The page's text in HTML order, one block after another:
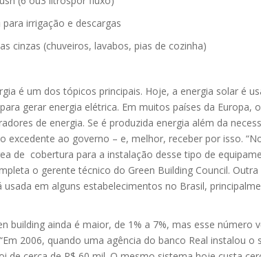
irrigação e descargas
cinzas (chuveiros, lavabos, pias de cozinha)
é um dos tópicos principais. Hoje, a energia solar é
gerar energia elétrica. Em muitos países da Europa, o
de energia. Se é produzida energia além da
excedente ao governo – e, melhor, receber por isso.
de cobertura para a instalação desse tipo de
o gerente técnico do Green Building Council.
usada em alguns estabelecimentos no Brasil,
building ainda é maior, de 1% a 7%, mas esse número
2006, quando uma agência do banco Real instalou o